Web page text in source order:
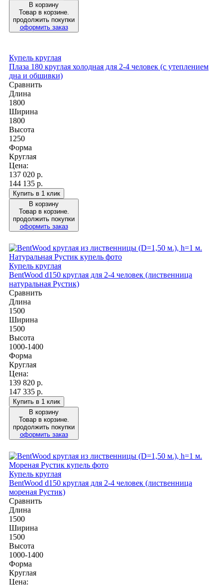
В корзину
Товар в корзине.
продолжить покупки
оформить заказ
Купель круглая
Плаза 180 круглая холодная для 2-4 человек (с утеплением
дна и обшивки)
Сравнить
Длина
1800
Ширина
1800
Высота
1250
Форма
Круглая
Цена:
137 020 р.
144 135 р.
Купить в 1 клик
В корзину
Товар в корзине.
продолжить покупки
оформить заказ
Купель круглая
BentWood d150 круглая для 2-4 человек (лиственница
натуральная Рустик)
Сравнить
Длина
1500
Ширина
1500
Высота
1000-1400
Форма
Круглая
Цена:
139 820 р.
147 335 р.
Купить в 1 клик
В корзину
Товар в корзине.
продолжить покупки
оформить заказ
Купель круглая
BentWood d150 круглая для 2-4 человек (лиственница
мореная Рустик)
Сравнить
Длина
1500
Ширина
1500
Высота
1000-1400
Форма
Круглая
Цена: